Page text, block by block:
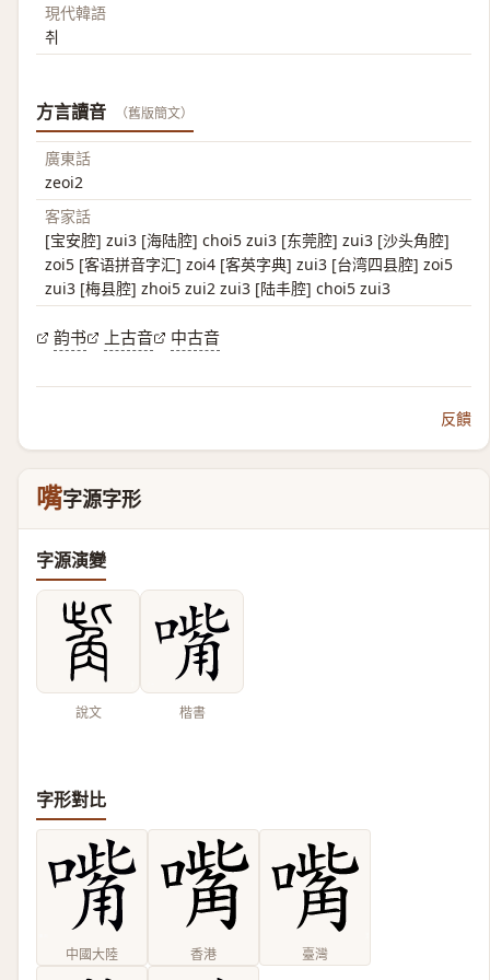
現代韓語
취
方言讀音 （舊版簡文）
廣東話
zeoi2
客家話
[宝安腔] zui3 [海陆腔] choi5 zui3 [东莞腔] zui3 [沙头角腔]
zoi5 [客语拼音字汇] zoi4 [客英字典] zui3 [台湾四县腔] zoi5
zui3 [梅县腔] zhoi5 zui2 zui3 [陆丰腔] choi5 zui3
韵书 上古音 中古音
反饋
嘴字源字形
字源演變
說文 楷書
字形對比
中國大陸 香港 臺灣